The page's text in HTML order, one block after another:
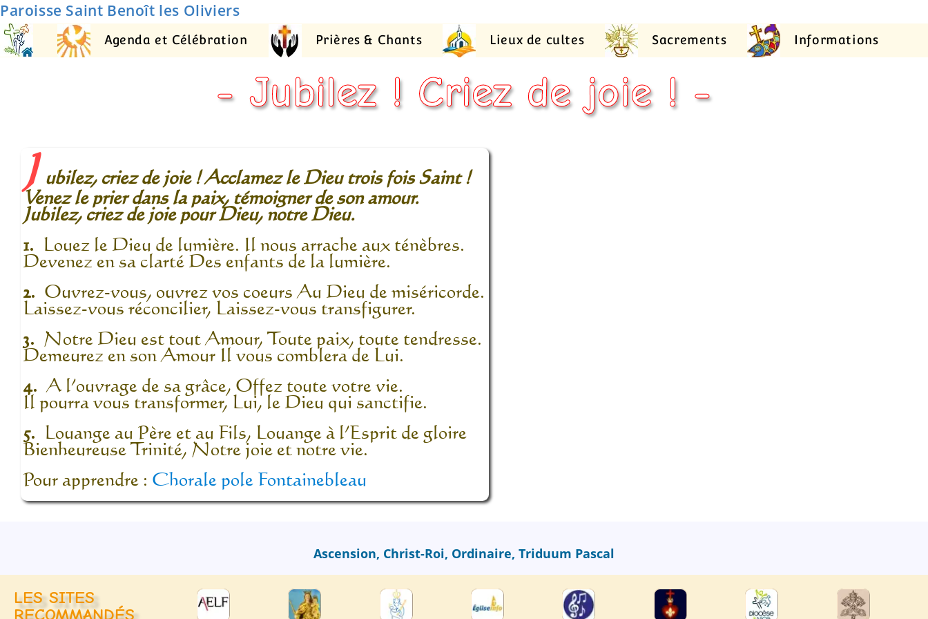
Paroisse Saint Benoît les Oliviers
Agenda et Célébration Prières & Chants Lieux de cultes Sacrements Informations
- Jubilez ! Criez de joie ! -
J ubilez, criez de joie ! Acclamez le Dieu trois fois Saint !
Venez le prier dans la paix, témoigner de son amour.
Jubilez, criez de joie pour Dieu, notre Dieu.
1. Louez le Dieu de lumière. Il nous arrache aux ténèbres.
Devenez en sa clarté Des enfants de la lumière.
2. Ouvrez-vous, ouvrez vos coeurs Au Dieu de miséricorde.
Laissez-vous réconcilier, Laissez-vous transfigurer.
3. Notre Dieu est tout Amour, Toute paix, toute tendresse.
Demeurez en son Amour Il vous comblera de Lui.
4. A l’ouvrage de sa grâce, Offez toute votre vie.
Il pourra vous transformer, Lui, le Dieu qui sanctifie.
5. Louange au Père et au Fils, Louange à l’Esprit de gloire
Bienheureuse Trinité, Notre joie et notre vie.
Pour apprendre : Chorale pole Fontainebleau
Ascension, Christ-Roi, Ordinaire, Triduum Pascal
LES SITES
RECOMMANDÉS